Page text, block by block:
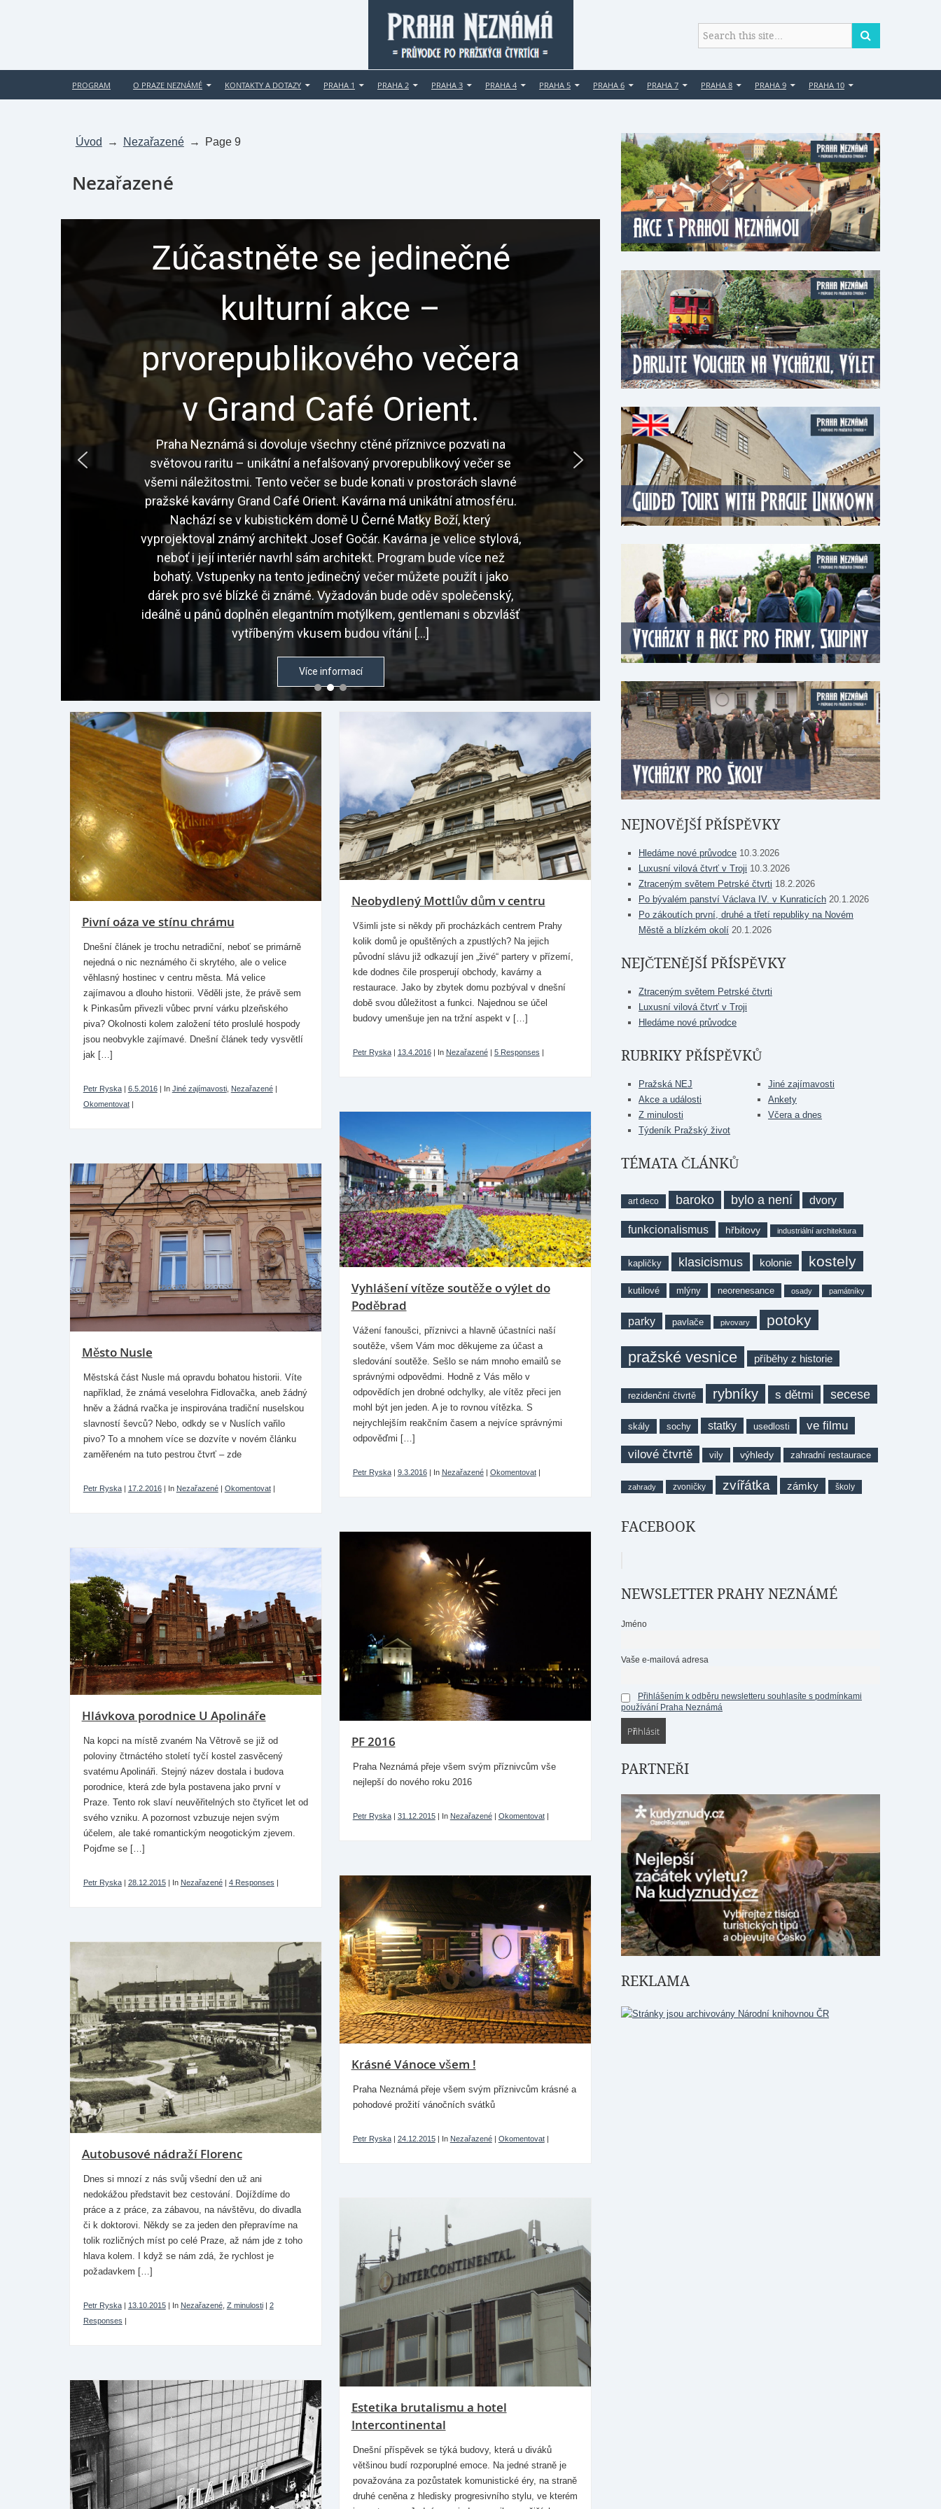
PROGRAM O PRAZE NEZNÁMÉ KONTAKTY A DOTAZY PRAHA 1 PRAHA 2 PRAHA 3 PRAHA 4 PRAHA 5 PRAHA 6 PRAHA 7 PRAHA 8 PRAHA 9 PRAHA 10
Úvod → Nezařazené → Page 9
Nezařazené
Zúčastněte se jedinečné
kulturní akce –
prvorepublikového večera
v Grand Café Orient.
Praha Neznámá si dovoluje všechny ctěné příznivce pozvati na
světovou raritu – unikátní a nefalšovaný prvorepublikový večer se
všemi náležitostmi. Tento večer se bude konati v prostorách slavné
pražské kavárny Grand Café Orient. Kavárna má unikátní atmosféru.
Nachází se v kubistickém domě U Černé Matky Boží, který
vyprojektoval známý architekt Josef Gočár. Kavárna je velice stylová,
neboť i její interiér navrhl sám architekt. Program bude více než
bohatý. Vstupenky na tento jedinečný večer můžete použít i jako
dárek pro své blízké či známé. Vyžadován bude oděv společenský,
ideálně u pánů doplněn elegantním motýlkem, gentlemani s obzvlášť
vytříbeným vkusem budou vítáni […]
Více informací
Pivní oáza ve stínu chrámu
Dnešní článek je trochu netradiční, neboť se primárně
nejedná o nic neznámého či skrytého, ale o velice
věhlasný hostinec v centru města. Má velice
zajímavou a dlouho historii. Věděli jste, že právě sem
k Pinkasům přivezli vůbec první várku plzeňského
piva? Okolnosti kolem založení této proslulé hospody
jsou neobvykle zajímavé. Dnešní článek tedy vysvětlí
jak […]
Petr Ryska| 6.5.2016| In Jiné zajímavosti, Nezařazené|
Okomentovat|
Neobydlený Mottlův dům v centru
Všimli jste si někdy při procházkách centrem Prahy
kolik domů je opuštěných a zpustlých? Na jejich
původní slávu již odkazují jen „živé“ partery v přízemí,
kde dodnes čile prosperují obchody, kavárny a
restaurace. Jako by zbytek domu pozbýval v dnešní
době svou důležitost a funkci. Najednou se účel
budovy umenšuje jen na tržní aspekt v […]
Petr Ryska| 13.4.2016| In Nezařazené| 5 Responses |
Vyhlášení vítěze soutěže o výlet do
Poděbrad
Vážení fanoušci, příznivci a hlavně účastníci naší
soutěže, všem Vám moc děkujeme za účast a
sledování soutěže. Sešlo se nám mnoho emailů se
správnými odpovědmi. Hodně z Vás mělo v
odpovědích jen drobné odchylky, ale vítěz přeci jen
mohl být jen jeden. A je to rovnou vítězka. S
nejrychlejším reakčním časem a nejvíce správnými
odpověďmi […]
Petr Ryska| 9.3.2016| In Nezařazené| Okomentovat|
Město Nusle
Městská část Nusle má opravdu bohatou historii. Víte
například, že známá veselohra Fidlovačka, aneb žádný
hněv a žádná rvačka je inspirována tradiční nuselskou
slavností ševců? Nebo, odkdy se v Nuslích vařilo
pivo? To a mnohem více se dozvíte v novém článku
zaměřeném na tuto pestrou čtvrť – zde
Petr Ryska| 17.2.2016| In Nezařazené| Okomentovat|
PF 2016
Praha Neznámá přeje všem svým příznivcům vše
nejlepší do nového roku 2016
Petr Ryska| 31.12.2015| In Nezařazené| Okomentovat|
Hlávkova porodnice U Apolináře
Na kopci na místě zvaném Na Větrově se již od
poloviny čtrnáctého století tyčí kostel zasvěcený
svatému Apolináři. Stejný název dostala i budova
porodnice, která zde byla postavena jako první v
Praze. Tento rok slaví neuvěřitelných sto čtyřicet let od
svého vzniku. A pozornost vzbuzuje nejen svým
účelem, ale také romantickým neogotickým zjevem.
Pojďme se […]
Petr Ryska| 28.12.2015| In Nezařazené| 4 Responses
Krásné Vánoce všem !
Praha Neznámá přeje všem svým příznivcům krásné a
pohodové prožití vánočních svátků
Petr Ryska| 24.12.2015| In Nezařazené| Okomentovat|
Autobusové nádraží Florenc
Dnes si mnozí z nás svůj všední den už ani
nedokážou představit bez cestování. Dojíždíme do
práce a z práce, za zábavou, na návštěvu, do divadla
či k doktorovi. Někdy se za jeden den přepravíme na
tolik rozličných míst po celé Praze, až nám jde z toho
hlava kolem. I když se nám zdá, že rychlost je
požadavkem […]
Petr Ryska| 13.10.2015| In Nezařazené, Z minulosti| 2
Responses |
Estetika brutalismu a hotel
Intercontinental
Dnešní příspěvek se týká budovy, která u diváků
většinou budí rozporuplné emoce. Na jedné straně je
považována za pozůstatek komunistické éry, na straně
druhé ceněna z hledisky progresivního stylu, ve kterém
NEJNOVĚJŠÍ PŘÍSPĚVKY
Hledáme nové průvodce 10.3.2026
Luxusní vilová čtvrť v Troji 10.3.2026
Ztraceným světem Petrské čtvrti 18.2.2026
Po bývalém panství Václava IV. v Kunraticích 20.1.2026
Po zákoutích první, druhé a třetí republiky na Novém
Městě a blízkém okolí 20.1.2026
NEJČTENĚJŠÍ PŘÍSPĚVKY
Ztraceným světem Petrské čtvrti
Luxusní vilová čtvrť v Troji
Hledáme nové průvodce
RUBRIKY PŘÍSPĚVKŮ
Pražská NEJ
Akce a události
Z minulosti
Týdeník Pražský život
Jiné zajímavosti
Ankety
Včera a dnes
TÉMATA ČLÁNKŮ
art deco baroko bylo a není dvory
funkcionalismus hřbitovy industriální architektura
kapličky klasicismus kolonie kostely
kutilové mlýny neorenesance osady památníky
parky pavlače pivovary potoky
pražské vesnice příběhy z historie
rezidenční čtvrtě rybníky s dětmi secese
skály sochy statky usedlosti ve filmu
vilové čtvrtě vily výhledy zahradní restaurace
zahrady zvoničky zvířátka zámky školy
FACEBOOK
NEWSLETTER PRAHY NEZNÁMÉ
Jméno
Vaše e-mailová adresa
Přihlášením k odběru newsletteru souhlasíte s podmínkami
používání Praha Neznámá
PARTNEŘI
REKLAMA